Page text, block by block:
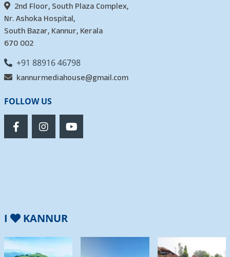
2nd Floor, South Plaza Complex,
Nr. Ashoka Hospital,
South Bazar, Kannur, Kerala
670 002
+91 88916 46798
kannurmediahouse@gmail.com
FOLLOW US
I KANNUR